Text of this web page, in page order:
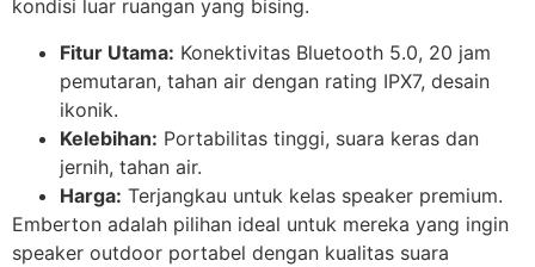
kondisi luar ruangan yang bising.
Fitur Utama: Konektivitas Bluetooth 5.0, 20 jam
pemutaran, tahan air dengan rating IPX7, desain
ikonik.
Kelebihan: Portabilitas tinggi, suara keras dan
jernih, tahan air.
Harga: Terjangkau untuk kelas speaker premium.
Emberton adalah pilihan ideal untuk mereka yang ingin
speaker outdoor portabel dengan kualitas suara